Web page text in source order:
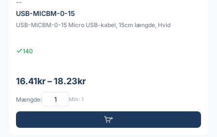
--
USB-MICBM-0-15
USB-MICBM-0-15 Micro USB-kabel, 15cm længde, Hvid
140
16.41kr – 18.23kr
Mængde: Min: 1